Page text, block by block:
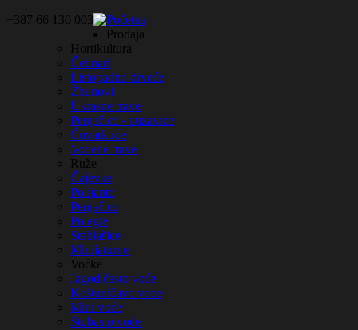
+387 66 130 003
Početna
Prodaja
Hortikultura
Četinari
Listopadno drveće
Žbunovi
Ukrasne trave
Penjačice - puzavice
Čuvarkuće
Vodene trave
Ruže
Čajevke
Polijante
Penjačice
Polegle
Stablašice
Minijaturne
Voćke
Jagodičasto voće
Koštuničavo voće
Mini voće
Stubasto voće